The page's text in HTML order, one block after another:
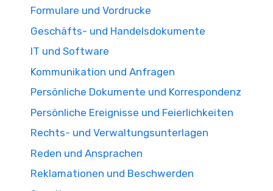
Formulare und Vordrucke
Geschäfts- und Handelsdokumente
IT und Software
Kommunikation und Anfragen
Persönliche Dokumente und Korrespondenz
Persönliche Ereignisse und Feierlichkeiten
Rechts- und Verwaltungsunterlagen
Reden und Ansprachen
Reklamationen und Beschwerden